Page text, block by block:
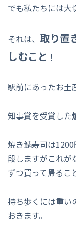
でも私たちには大
それは、 取り置
しむこと ！
駅前にあったお土
知事賞を受賞した
焼き鯖寿司は
段しますがこれが
ずつ買って帰るこ
持ち歩くには重い
おきます。